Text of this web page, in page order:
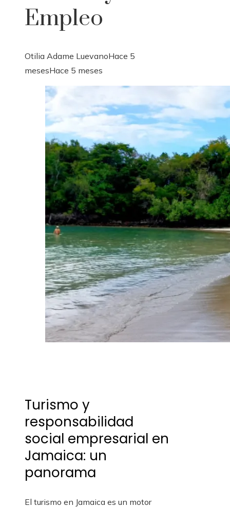
Empleo
Otilia Adame LuevanoHace 5
mesesHace 5 meses
Turismo y
responsabilidad
social empresarial en
Jamaica: un
panorama
El turismo en Jamaica es un motor